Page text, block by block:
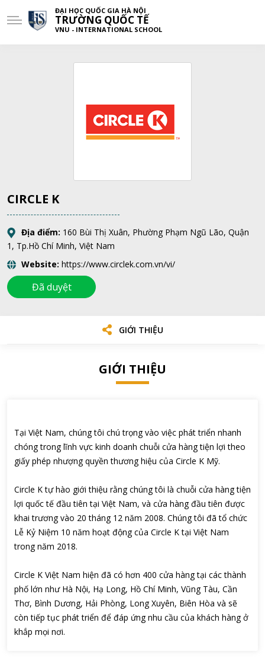
ĐẠI HỌC QUỐC GIA HÀ NỘI
TRƯỜNG QUỐC TẾ
VNU - INTERNATIONAL SCHOOL
CIRCLE K
Địa điểm: 160 Bùi Thị Xuân, Phường Phạm Ngũ Lão, Quận
1, Tp.Hồ Chí Minh, Việt Nam
Website: https://www.circlek.com.vn/vi/
Đã duyệt
GIỚI THIỆU
GIỚI THIỆU
Tại Việt Nam, chúng tôi chú trọng vào việc phát triển nhanh
chóng trong lĩnh vực kinh doanh chuỗi cửa hàng tiện lợi theo
giấy phép nhượng quyền thương hiệu của Circle K Mỹ.
Circle K tự hào giới thiệu rằng chúng tôi là chuỗi cửa hàng tiện
lợi quốc tế đầu tiên tại Việt Nam, và cửa hàng đầu tiên được
khai trương vào 20 tháng 12 năm 2008. Chúng tôi đã tổ chức
Lễ Kỷ Niệm 10 năm hoạt động của Circle K tại Việt Nam
trong năm 2018.
Circle K Việt Nam hiện đã có hơn 400 cửa hàng tại các thành
phố lớn như Hà Nội, Hạ Long, Hồ Chí Minh, Vũng Tàu, Cần
Thơ, Bình Dương, Hải Phòng, Long Xuyên, Biên Hòa và sẽ
còn tiếp tục phát triển để đáp ứng nhu cầu của khách hàng ở
khắp mọi nơi.